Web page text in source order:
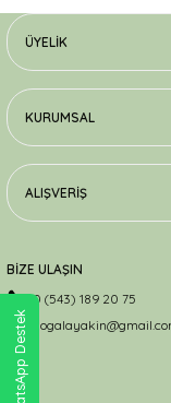
ÜYELIK
KURUMSAL
ALIŞVERIŞ
BİZE ULAŞIN
0 (543) 189 20 75
WhatsApp Destek